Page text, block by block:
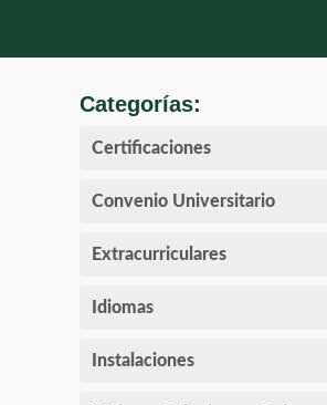
Categorías:
Certificaciones
Convenio Universitario
Extracurriculares
Idiomas
Instalaciones